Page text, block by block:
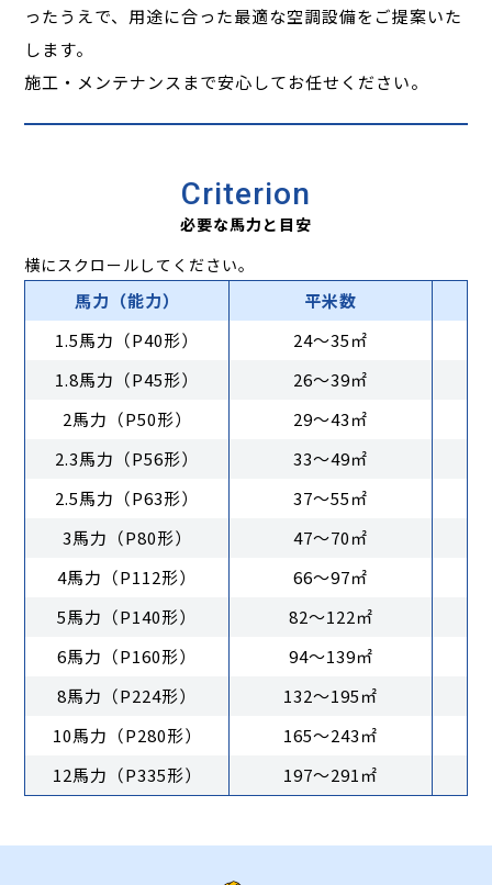
ったうえで、用途に合った最適な空調設備をご提案いた
します。
施工・メンテナンスまで安心してお任せください。
Criterion
必要な馬力と目安
横にスクロールしてください。
馬力（能力）
平米数
1.5馬力（P40形）
24〜35㎡
1.8馬力（P45形）
26〜39㎡
2馬力（P50形）
29〜43㎡
2.3馬力（P56形）
33〜49㎡
2.5馬力（P63形）
37〜55㎡
3馬力（P80形）
47〜70㎡
4馬力（P112形）
66〜97㎡
5馬力（P140形）
82〜122㎡
6馬力（P160形）
94〜139㎡
8馬力（P224形）
132〜195㎡
10馬力（P280形）
165〜243㎡
12馬力（P335形）
197〜291㎡